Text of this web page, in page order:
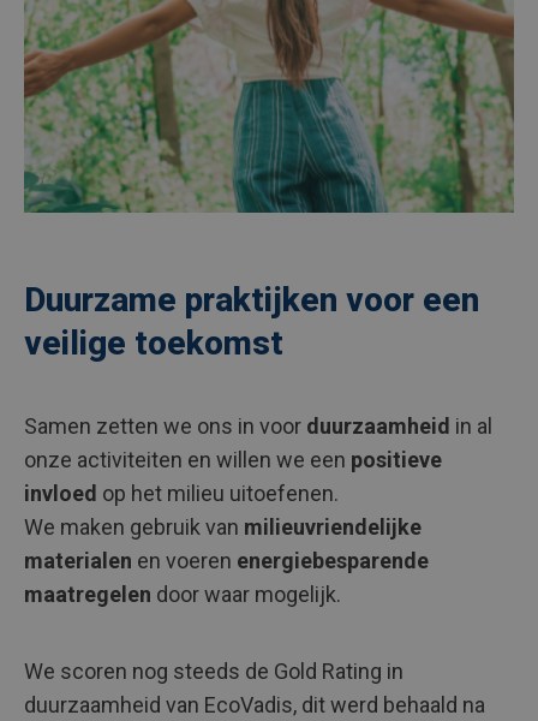
Duurzame praktijken voor een
veilige toekomst
Samen zetten we ons in voor duurzaamheid in al
onze activiteiten en willen we een positieve
invloed op het milieu uitoefenen.
We maken gebruik van milieuvriendelijke
materialen en voeren energiebesparende
maatregelen door waar mogelijk.
We scoren nog steeds de Gold Rating in
duurzaamheid van EcoVadis, dit werd behaald na